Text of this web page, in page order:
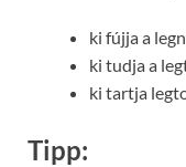
ki fújja a
ki tudja a
ki tartja
Tipp: